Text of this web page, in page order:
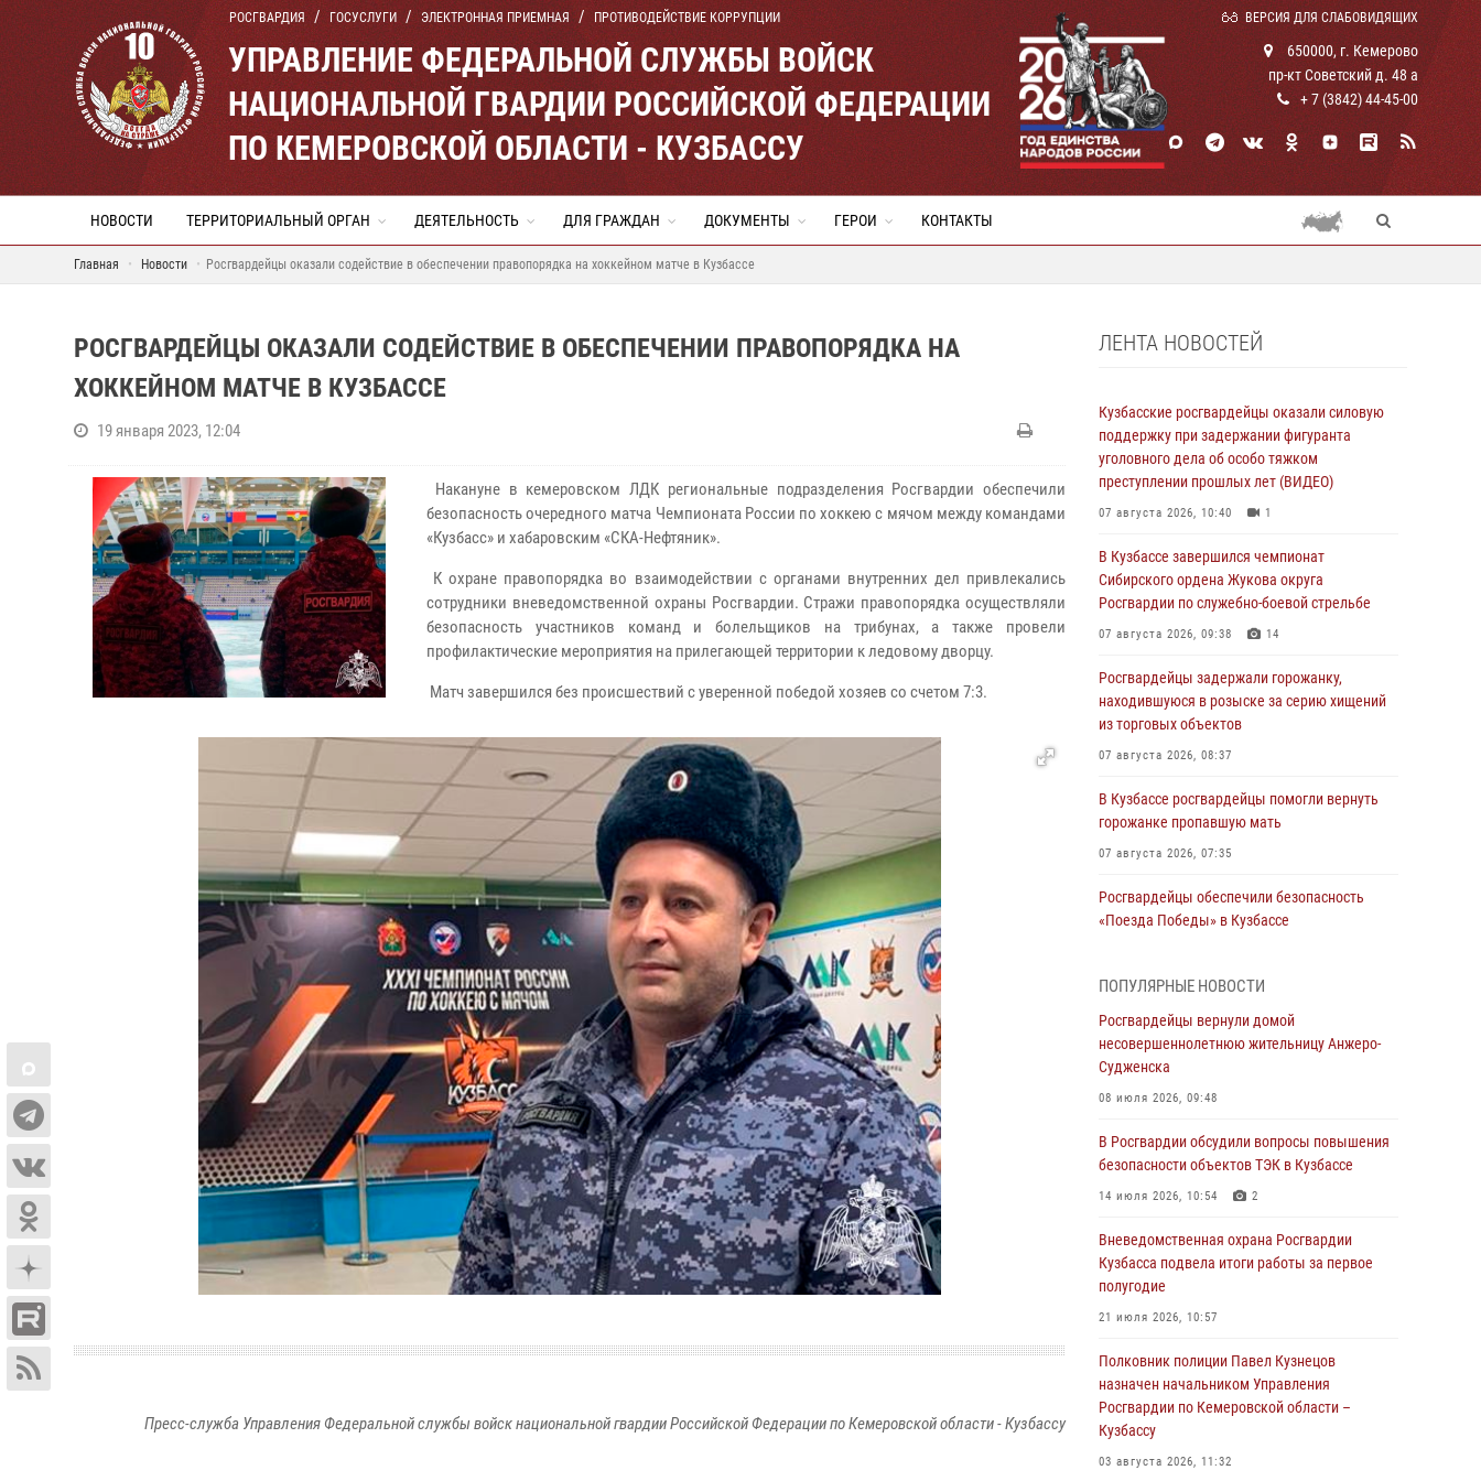
РОСГВАРДИЯ ГОСУСЛУГИ ЭЛЕКТРОННАЯ ПРИЕМНАЯ ПРОТИВОДЕЙСТВИЕ КОРРУПЦИИ ВЕРСИЯ ДЛЯ СЛАБОВИДЯЩИХ
УПРАВЛЕНИЕ ФЕДЕРАЛЬНОЙ СЛУЖБЫ ВОЙСК
НАЦИОНАЛЬНОЙ ГВАРДИИ РОССИЙСКОЙ ФЕДЕРАЦИИ
ПО КЕМЕРОВСКОЙ ОБЛАСТИ - КУЗБАССУ
650000, г. Кемерово
пр-кт Советский д. 48 а
+ 7 (3842) 44-45-00
НОВОСТИ ТЕРРИТОРИАЛЬНЫЙ ОРГАН ДЕЯТЕЛЬНОСТЬ ДЛЯ ГРАЖДАН ДОКУМЕНТЫ ГЕРОИ КОНТАКТЫ
Главная Новости Росгвардейцы оказали содействие в обеспечении правопорядка на хоккейном матче в Кузбассе
РОСГВАРДЕЙЦЫ ОКАЗАЛИ СОДЕЙСТВИЕ В ОБЕСПЕЧЕНИИ ПРАВОПОРЯДКА НА
ХОККЕЙНОМ МАТЧЕ В КУЗБАССЕ
19 января 2023, 12:04
Накануне в кемеровском ЛДК региональные подразделения Росгвардии обеспечили
безопасность очередного матча Чемпионата России по хоккею с мячом между командами
«Кузбасс» и хабаровским «СКА-Нефтяник».
К охране правопорядка во взаимодействии с органами внутренних дел привлекались
сотрудники вневедомственной охраны Росгвардии. Стражи правопорядка осуществляли
безопасность участников команд и болельщиков на трибунах, а также провели
профилактические мероприятия на прилегающей территории к ледовому дворцу.
Матч завершился без происшествий с уверенной победой хозяев со счетом 7:3.
Пресс-служба Управления Федеральной службы войск национальной гвардии Российской Федерации по Кемеровской области - Кузбассу
ЛЕНТА НОВОСТЕЙ
Кузбасские росгвардейцы оказали силовую
поддержку при задержании фигуранта
уголовного дела об особо тяжком
преступлении прошлых лет (ВИДЕО)
07 августа 2026, 10:40 1
В Кузбассе завершился чемпионат
Сибирского ордена Жукова округа
Росгвардии по служебно-боевой стрельбе
07 августа 2026, 09:38 14
Росгвардейцы задержали горожанку,
находившуюся в розыске за серию хищений
из торговых объектов
07 августа 2026, 08:37
В Кузбассе росгвардейцы помогли вернуть
горожанке пропавшую мать
07 августа 2026, 07:35
Росгвардейцы обеспечили безопасность
«Поезда Победы» в Кузбассе
Генерал-полковник Олег Плохой поздравил
специалистов организационно-штатных
подразделений Росгвардии с
профессиональным праздником
07 августа 2026, 05:32
С 1 сентября 2026 года вступает в силу новый
федеральный закон о частной охранной
Росгвардейцы задержали предполагаемого
виновника причинения ножевого ранения
Росгвардейцы задержали мужчину,
повредившего имущество горожанки
06 августа 2026, 08:17
ПОПУЛЯРНЫЕ НОВОСТИ
Росгвардейцы вернули домой
несовершеннолетнюю жительницу Анжеро-
Судженска
08 июля 2026, 09:48
В Росгвардии обсудили вопросы повышения
безопасности объектов ТЭК в Кузбассе
14 июля 2026, 10:54 2
Вневедомственная охрана Росгвардии
Кузбасса подвела итоги работы за первое
полугодие
21 июля 2026, 10:57
Полковник полиции Павел Кузнецов
назначен начальником Управления
Росгвардии по Кемеровской области –
Кузбассу
03 августа 2026, 11:32